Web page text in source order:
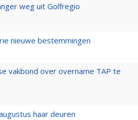
weg uit Golfregio
nieuwe bestemmingen
vakbond over overname TAP te
haar deuren